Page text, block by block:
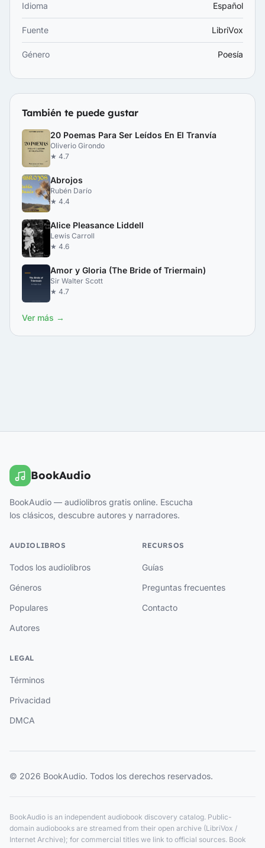
Idioma Español
Fuente LibriVox
Género Poesía
También te puede gustar
20 Poemas Para Ser Leídos En El Tranvía
Oliverio Girondo
★ 4.7
Abrojos
Rubén Darío
★ 4.4
Alice Pleasance Liddell
Lewis Carroll
★ 4.6
Amor y Gloria (The Bride of Triermain)
Sir Walter Scott
★ 4.7
Ver más →
BookAudio
BookAudio — audiolibros gratis online. Escucha
los clásicos, descubre autores y narradores.
AUDIOLIBROS
Todos los audiolibros
Géneros
Populares
Autores
RECURSOS
Guías
Preguntas frecuentes
Contacto
LEGAL
Términos
Privacidad
DMCA
© 2026 BookAudio. Todos los derechos reservados.
BookAudio is an independent audiobook discovery catalog. Public-
domain audiobooks are streamed from their open archive (LibriVox /
Internet Archive); for commercial titles we link to official sources. Book